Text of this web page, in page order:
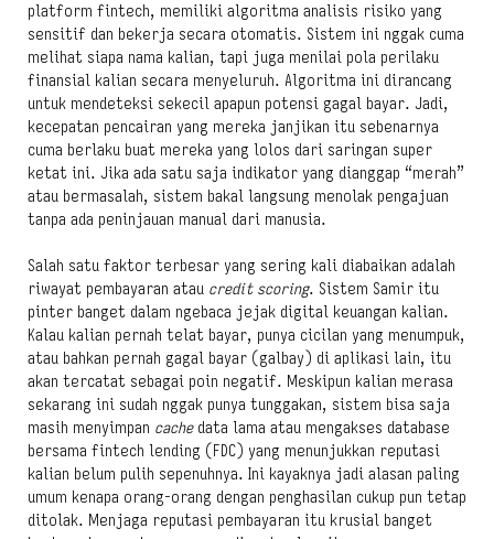
platform fintech, memiliki algoritma analisis risiko yang
sensitif dan bekerja secara otomatis. Sistem ini nggak cuma
melihat siapa nama kalian, tapi juga menilai pola perilaku
finansial kalian secara menyeluruh. Algoritma ini dirancang
untuk mendeteksi sekecil apapun potensi gagal bayar. Jadi,
kecepatan pencairan yang mereka janjikan itu sebenarnya
cuma berlaku buat mereka yang lolos dari saringan super
ketat ini. Jika ada satu saja indikator yang dianggap “merah”
atau bermasalah, sistem bakal langsung menolak pengajuan
tanpa ada peninjauan manual dari manusia.
Salah satu faktor terbesar yang sering kali diabaikan adalah
riwayat pembayaran atau credit scoring. Sistem Samir itu
pinter banget dalam ngebaca jejak digital keuangan kalian.
Kalau kalian pernah telat bayar, punya cicilan yang menumpuk,
atau bahkan pernah gagal bayar (galbay) di aplikasi lain, itu
akan tercatat sebagai poin negatif. Meskipun kalian merasa
sekarang ini sudah nggak punya tunggakan, sistem bisa saja
masih menyimpan cachedata lama atau mengakses database
bersama fintech lending (FDC) yang menunjukkan reputasi
kalian belum pulih sepenuhnya. Ini kayaknya jadi alasan paling
umum kenapa orang-orang dengan penghasilan cukup pun tetap
ditolak. Menjaga reputasi pembayaran itu krusial banget